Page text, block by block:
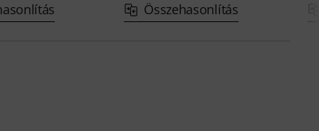
Összehasonlítás